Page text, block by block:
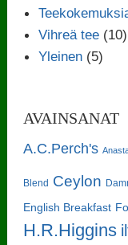
Vihreä tee (10)
Yleinen (5)
AVAINSANAT
A.C.Perch's
Blend Ceylon
English Breakfast
H.R.Higgins